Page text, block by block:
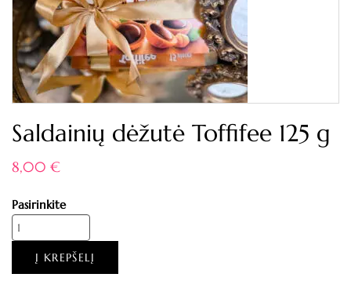
Saldainių dėžutė Toffifee 125 g
8,00 €
Pasirinkite
Į KREPŠELĮ